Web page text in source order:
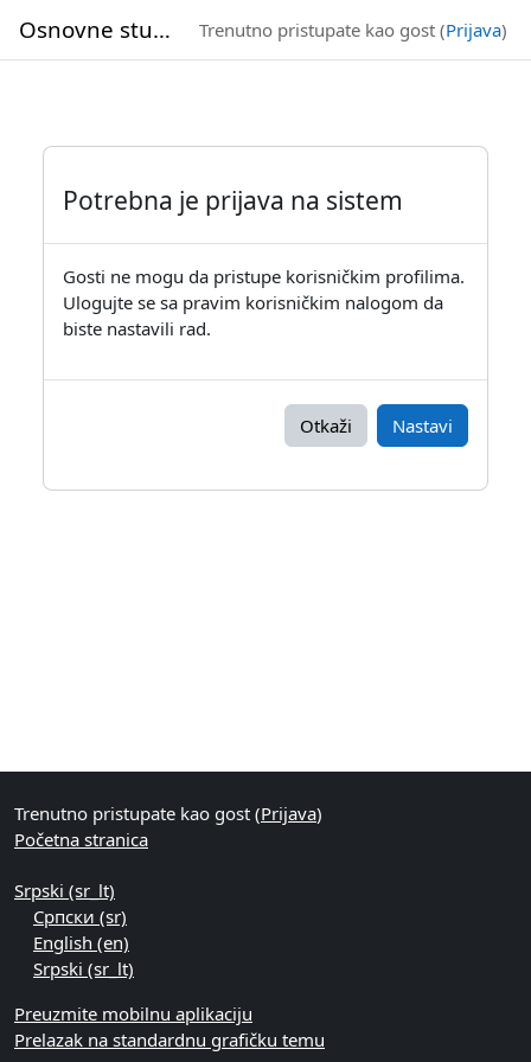
Osnovne studije Trenutno pristupate kao gost (Prijava)
Potrebna je prijava na sistem
Gosti ne mogu da pristupe korisničkim profilima.
Ulogujte se sa pravim korisničkim nalogom da
biste nastavili rad.
Otkaži Nastavi
Trenutno pristupate kao gost (Prijava)
Početna stranica
Srpski ‎(sr_lt)‎
Српски ‎(sr)‎
English ‎(en)‎
Srpski ‎(sr_lt)‎
Preuzmite mobilnu aplikaciju
Prelazak na standardnu grafičku temu